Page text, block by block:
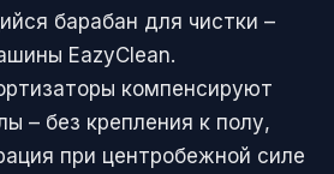
барабан для чистки –
EazyClean.
компенсируют
– без крепления к полу,
при центробежной силе